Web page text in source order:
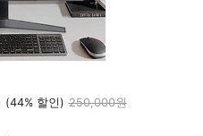
(44% 할인) 250,000원